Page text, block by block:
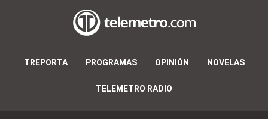
TREPORTA PROGRAMAS OPINIÓN NOVELAS
TELEMETRO RADIO